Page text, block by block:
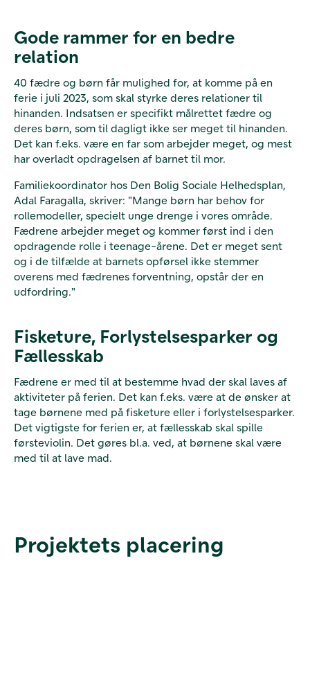
Gode rammer for en bedre
relation
40 fædre og børn får mulighed for, at komme på en
ferie i juli 2023, som skal styrke deres relationer til
hinanden. Indsatsen er specifikt målrettet fædre og
deres børn, som til dagligt ikke ser meget til hinanden.
Det kan f.eks. være en far som arbejder meget, og mest
har overladt opdragelsen af barnet til mor.
Familiekoordinator hos Den Bolig Sociale Helhedsplan,
Adal Faragalla, skriver: "Mange børn har behov for
rollemodeller, specielt unge drenge i vores område.
Fædrene arbejder meget og kommer først ind i den
opdragende rolle i teenage-årene. Det er meget sent
og i de tilfælde at barnets opførsel ikke stemmer
overens med fædrenes forventning, opstår der en
udfordring."
Fisketure, Forlystelsesparker og
Fællesskab
Fædrene er med til at bestemme hvad der skal laves af
aktiviteter på ferien. Det kan f.eks. være at de ønsker at
tage børnene med på fisketure eller i forlystelsesparker.
Det vigtigste for ferien er, at fællesskab skal spille
førsteviolin. Det gøres bl.a. ved, at børnene skal være
med til at lave mad.
Projektets placering